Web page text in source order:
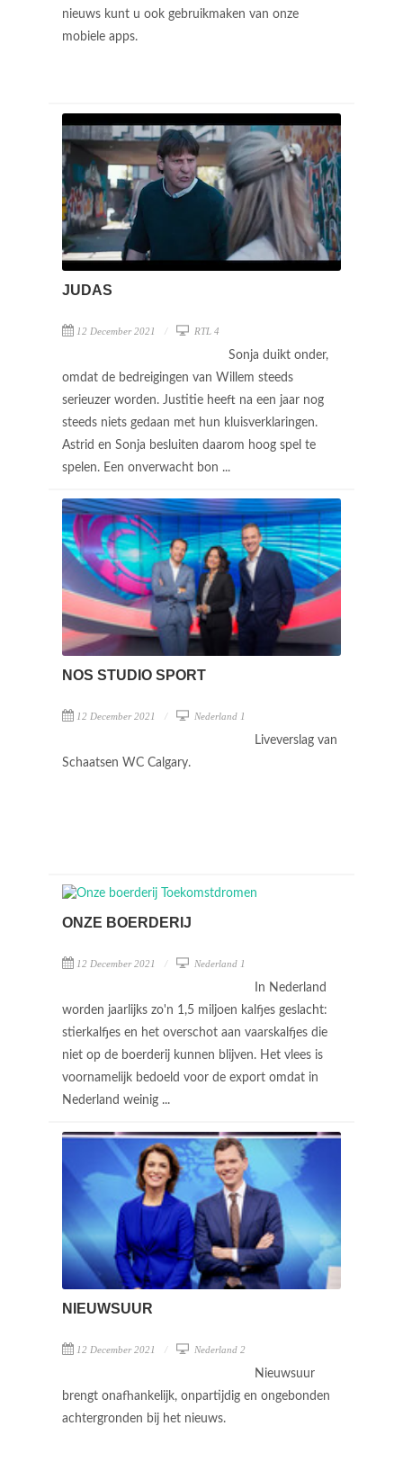
nieuws kunt u ook gebruikmaken van onze
mobiele apps.
JUDAS
12 December 2021 RTL 4
Sonja duikt onder,
omdat de bedreigingen van Willem steeds
serieuzer worden. Justitie heeft na een jaar nog
steeds niets gedaan met hun kluisverklaringen.
Astrid en Sonja besluiten daarom hoog spel te
spelen. Een onverwacht bon ...
NOS STUDIO SPORT
12 December 2021 Nederland 1
Liveverslag van
Schaatsen WC Calgary.
ONZE BOERDERIJ
12 December 2021 Nederland 1
In Nederland
worden jaarlijks zo'n 1,5 miljoen kalfjes geslacht:
stierkalfjes en het overschot aan vaarskalfjes die
niet op de boerderij kunnen blijven. Het vlees is
voornamelijk bedoeld voor de export omdat in
Nederland weinig ...
NIEUWSUUR
12 December 2021 Nederland 2
Nieuwsuur
brengt onafhankelijk, onpartijdig en ongebonden
achtergronden bij het nieuws.